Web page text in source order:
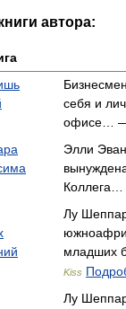
автора:
себя и
офисе… —
Элли
Лу
младших
Kiss
Лу